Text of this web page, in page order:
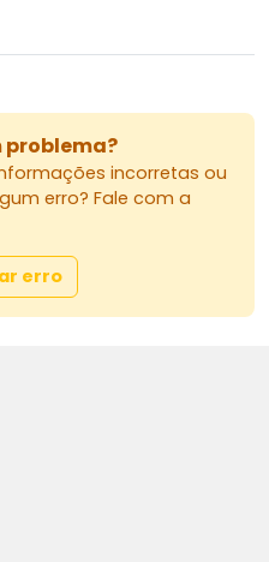
problema?
incorretas ou
erro? Fale com a
erro